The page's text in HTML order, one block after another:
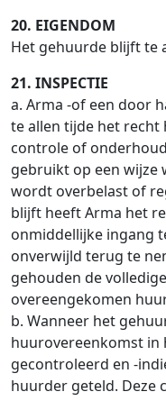
20. EIGENDOM
Het gehuurde blijft te
21. INSPECTIE
a. Arma -of een door
te allen tijde het
controle of
gebruikt op een wijze
wordt overbelast of
blijft heeft Arma het
onmiddellijke ingang
onverwijld terug te
gehouden de
overeengekomen
b. Wanneer het
huurovereenkomst in
gecontroleerd en -
huurder geteld. Deze